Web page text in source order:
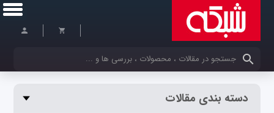
کلمات کلیدی خود را وارد کنید
دسته بندی مقالات